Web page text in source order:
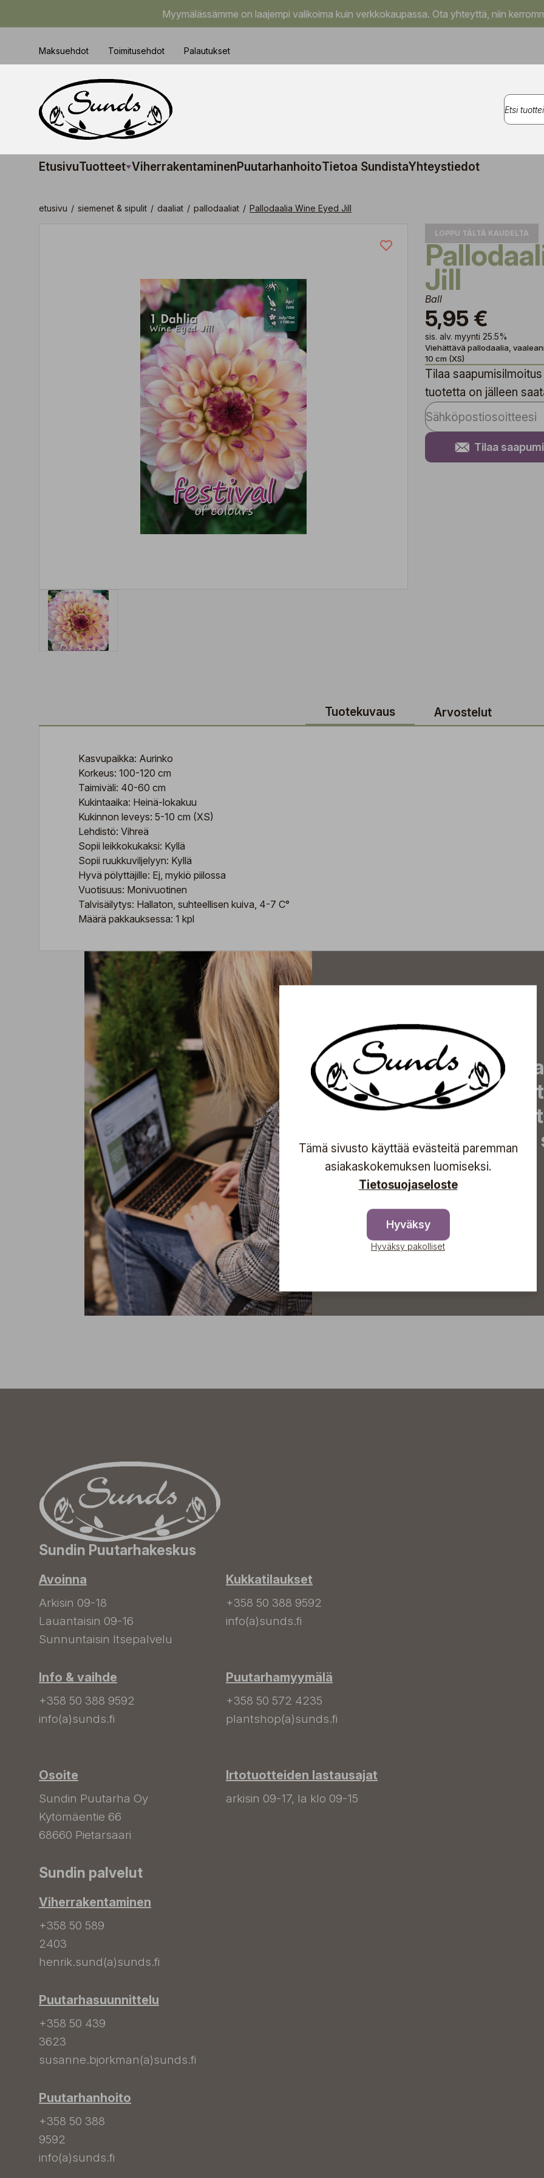
Myymälässämme on laajempi valikoima kuin verkkokaupassa. Ota yhteyttä, niin
Maksuehdot Toimitusehdot Palautukset
EtusivuTuotteet ViherrakentaminenPuutarhanhoitoTietoa SundistaYhteystiedot
etusivu / siemenet & sipulit / daaliat / pallodaaliat / Pallodaalia Wine Eyed Jill
LOPPU TÄLTÄ KAUDELTA
Pallodaalia Wine Eyed
Jill
Ball
5,95 €
sis. alv. myynti 25.5%
Viehättävä pallodaalia,
10 cm (XS)
Tilaa
tuotetta on jälleen
Tilaa
Tuotekuvaus Arvostelut
Kasvupaikka: Aurinko
Korkeus: 100-120 cm
Taimiväli: 40-60 cm
Kukintaaika: Heinä-lokakuu
Kukinnon leveys: 5-10 cm (XS)
Lehdistö: Vihreä
Sopii leikkokukaksi: Kyllä
Sopii ruukkuviljelyyn: Kyllä
Hyvä pölyttäjille: Ej, mykiö piilossa
Vuotisuus: Monivuotinen
Talvisäilytys: Hallaton, suhteellisen kuiva, 4-7 C°
Määrä pakkauksessa: 1 kpl
Tilaa uutiskirjeemme
uutiset, eksklusiiviset
inspiroivat vinkit
tapahtumista suoraan
Sundin Puutarhakeskus
Avoinna
Arkisin 09-18
Lauantaisin 09-16
Sunnuntaisin Itsepalvelu
Info & vaihde
+358 50 388 9592
info(a)sunds.fi
Osoite
Sundin Puutarha Oy
Kytömäentie 66
68660 Pietarsaari
Kukkatilaukset
+358 50 388 9592
info(a)sunds.fi
Puutarhamyymälä
+358 50 572 4235
plantshop(a)sunds.fi
Irtotuotteiden lastausajat
arkisin 09-17, la klo 09-15
Sundin palvelut
Viherrakentaminen
+358 50 589
2403
henrik.sund(a)sunds.fi
Puutarhasuunnittelu
+358 50 439
3623
susanne.bjorkman(a)sunds.fi
Puutarhanhoito
+358 50 388
9592
info(a)sunds.fi
Tämä sivusto käyttää evästeitä paremman
asiakaskokemuksen luomiseksi.
Tietosuojaseloste
Hyväksy
Hyväksy pakolliset